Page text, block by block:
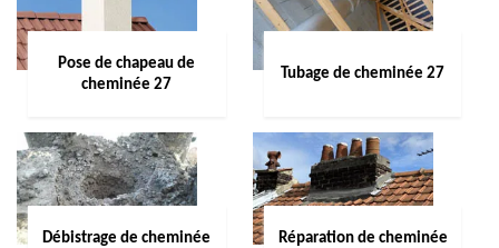
Pose de chapeau de
cheminée 27
Tubage de cheminée 27
Débistrage de cheminée
Réparation de cheminée